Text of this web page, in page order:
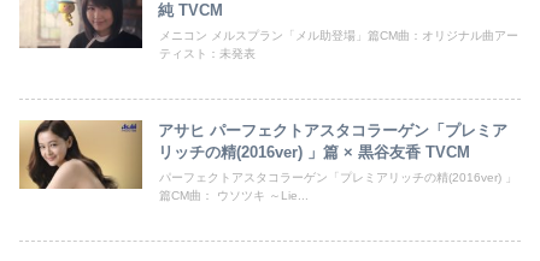
純 TVCM
メニコン メルスプラン「メル助登場」篇CM曲：オリジナル曲アー
ティスト：未発表
アサヒ パーフェクトアスタコラーゲン「プレミア
リッチの精(2016ver) 」篇 × 黒谷友香 TVCM
パーフェクトアスタコラーゲン「プレミアリッチの精(2016ver) 」
篇CM曲： ウソツキ ～Lie...